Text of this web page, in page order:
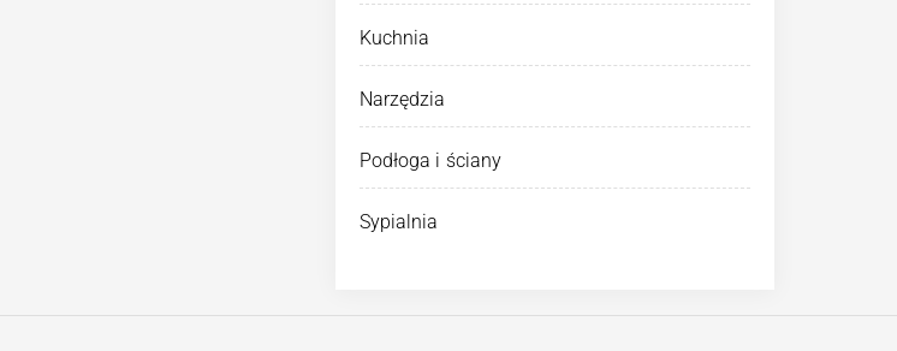
Kuchnia
Narzędzia
Podłoga i ściany
Sypialnia